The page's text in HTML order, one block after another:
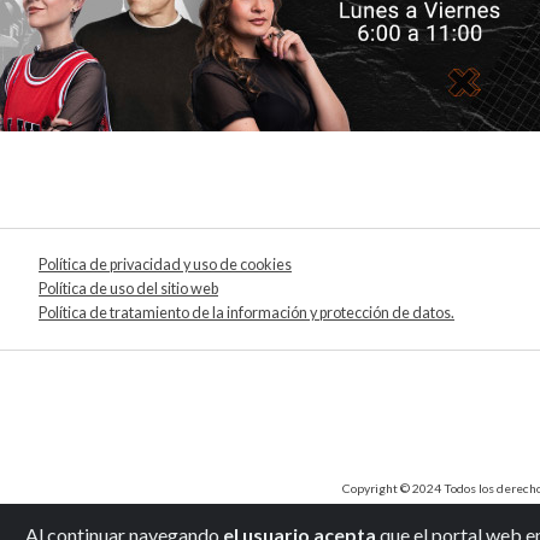
Al continuar navegando el usuario acepta que el portal web
Política de privacidad y uso de cookies
Política de uso del sitio web
Política de tratamiento de la información y protección de datos.
Copyright © 2024 Todos los